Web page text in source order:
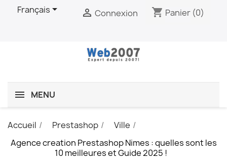
Français  Connexion shopping_cart Panier (0)
MENU
Accueil Prestashop
Ville
Agence creation Prestashop Nimes : quelles sont les
10 meilleures et Guide 2025 !